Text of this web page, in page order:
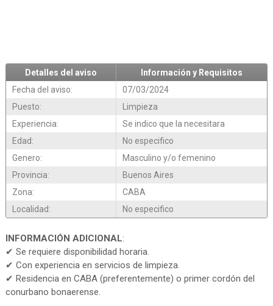
Detalles del aviso
Información y Requisitos
Fecha del aviso:
07/03/2024
Puesto:
Limpieza
Experiencia:
Se indico que la necesitara
Edad:
No especifico
Genero:
Masculino y/o femenino
Provincia:
Buenos Aires
Zona:
CABA
Localidad:
No especifico
INFORMACIÓN ADICIONAL:
✔ Se requiere disponibilidad horaria.
✔ Con experiencia en servicios de limpieza.
✔ Residencia en CABA (preferentemente) o primer cordón del
conurbano bonaerense.